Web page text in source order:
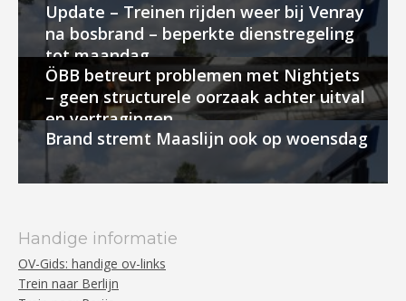
Update – Treinen rijden weer bij Venray
na bosbrand – beperkte dienstregeling
tot maandag
ÖBB betreurt problemen met Nightjets
– geen structurele oorzaak achter uitval
en vertragingen
Brand stremt Maaslijn ook op woensdag
Handige informatie
OV-Gids: handige ov-links
Trein naar Berlijn